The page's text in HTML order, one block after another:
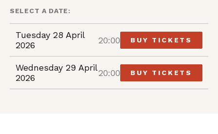
SELECT A DATE:
Tuesday 28 April
2026
20:00 BUY TICKETS
Wednesday 29 April
2026
20:00 BUY TICKETS